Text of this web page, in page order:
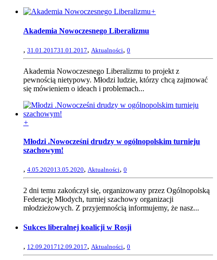
+
Akademia Nowoczesnego Liberalizmu
, 31.01.201731.01.2017, Aktualności, 0
Akademia Nowoczesnego Liberalizmu to projekt z
pewnością nietypowy. Młodzi ludzie, którzy chcą zajmować
się mówieniem o ideach i problemach...
+
Młodzi .Nowocześni drudzy w ogólnopolskim turnieju
szachowym!
, 4.05.202013.05.2020, Aktualności, 0
2 dni temu zakończył się, organizowany przez Ogólnopolską
Federację Młodych, turniej szachowy organizacji
młodzieżowych. Z przyjemnością informujemy, że nasz...
Sukces liberalnej koalicji w Rosji
, 12.09.201712.09.2017, Aktualności, 0